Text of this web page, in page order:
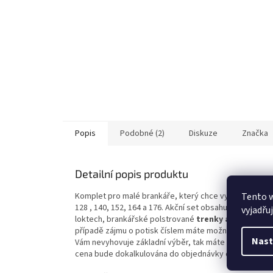
Tento
Popis Podobné (2) Diskuze Značka
Detailní popis produktu
Komplet pro malé brankáře, který chce vypadat
128 , 140, 152, 164 a 176. Akční set obsahuje
loktech, brankářské polstrované trenky adidas Tierro
případě zájmu o potisk číslem máte možnost vybrat
Vám nevyhovuje základní výběr, tak máte možnost
cena bude dokalkulována do objednávky dodatečně.